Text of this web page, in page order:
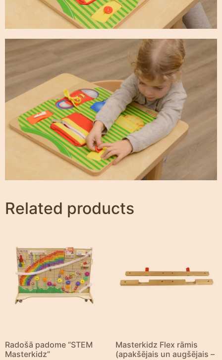
Related products
Radošā padome “STEM
Masterkidz”
Masterkidz Flex rāmis
(apakšējais un augšējais –